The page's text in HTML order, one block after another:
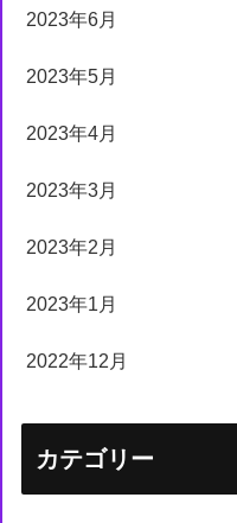
2023年6月
2023年5月
2023年4月
2023年3月
2023年2月
2023年1月
2022年12月
カテゴリー